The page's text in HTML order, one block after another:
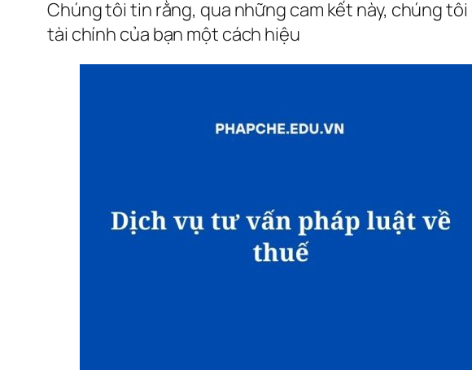
Chúng tôi tin rằng, qua những cam kết này, chúng
tài chính của bạn một cách hiệu